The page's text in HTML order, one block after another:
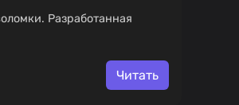
Разработанная
Читать